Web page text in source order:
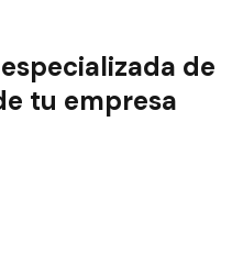
de
tu empresa